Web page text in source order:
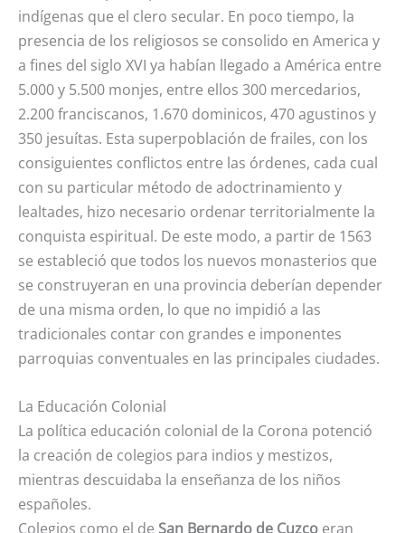
indígenas que el clero secular. En poco tiempo, la
presencia de los religiosos se consolido en America y
a fines del siglo XVI ya habían llegado a América entre
5.000 y 5.500 monjes, entre ellos 300 mercedarios,
2.200 franciscanos, 1.670 dominicos, 470 agustinos y
350 jesuítas. Esta superpoblación de frailes, con los
consiguientes conflictos entre las órdenes, cada cual
con su particular método de adoctrinamiento y
lealtades, hizo necesario ordenar territorialmente la
conquista espiritual. De este modo, a partir de 1563
se estableció que todos los nuevos monasterios que
se construyeran en una provincia deberían depender
de una misma orden, lo que no impidió a las
tradicionales contar con grandes e imponentes
parroquias conventuales en las principales ciudades.
La Educación Colonial
La política educación colonial de la Corona potenció
la creación de colegios para indios y mestizos,
mientras descuidaba la enseñanza de los niños
españoles.
Colegios como el de San Bernardo de Cuzco eran